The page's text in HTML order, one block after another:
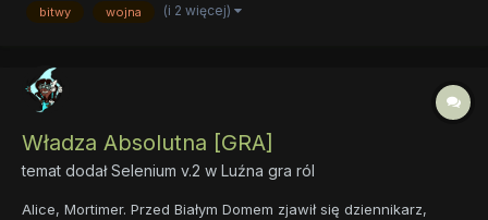
wstęp. Opis: Jest rok 2067. Nieliczni przetrwali...
bitwy wojna (i 2 więcej)
Władza Absolutna [GRA]
temat dodałSelenium v.2 w Luźna gra ról
Alice, Mortimer. Przed Białym Domem zjawił się dziennikarz,